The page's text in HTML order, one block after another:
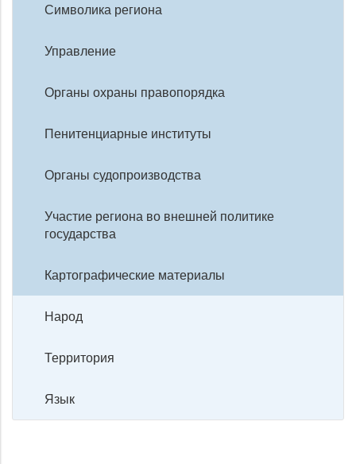
Символика региона
Управление
Органы охраны правопорядка
Пенитенциарные институты
Органы судопроизводства
Участие региона во внешней политике
государства
Картографические материалы
Народ
Территория
Язык